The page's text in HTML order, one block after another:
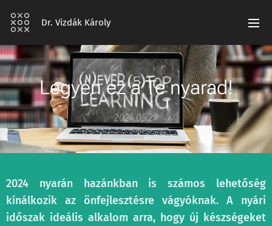
Dr. Vizdák Károly
Legyen ez a Te nyarad!
2024.05.29
2024 nyarán hazánkban is számos lehetőség
kínálkozik az önfejlesztésre vágyóknak. A nyári
időszak ideális alkalom arra, hogy új készségeket